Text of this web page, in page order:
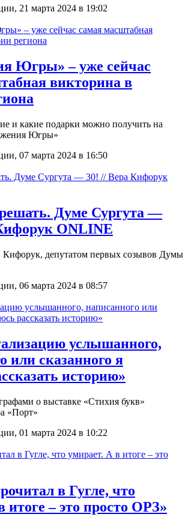
21 марта 2024 в 19:02
Югры» – уже сейчас
викторина в
и какие подарки можно получить на
Югры»
07 марта 2024 в 16:50
Думе Сургута —
ONLINE
депутатом первых созывов Думы
06 марта 2024 в 08:57
услышанного,
или сказанного я
историю»
о выставке «Стихия букв»
«Порт»
01 марта 2024 в 10:22
в Гугле, что
итоге – это просто ОРЗ»